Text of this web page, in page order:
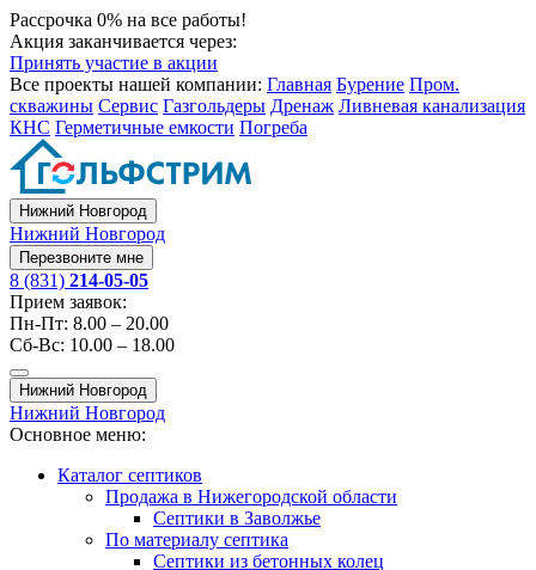
Рассрочка 0% на все работы!
Акция заканчивается через:
Принять участие в акции
Все проекты нашей компании: Главная Бурение Пром.
скважины Сервис Газгольдеры Дренаж Ливневая канализация
КНС Герметичные емкости Погреба
Нижний Новгород
Нижний Новгород
Перезвоните мне
8 (831) 214-05-05
Прием заявок:
Пн-Пт: 8.00 – 20.00
Сб-Вс: 10.00 – 18.00
Нижний Новгород
Нижний Новгород
Основное меню:
Каталог септиков
Продажа в Нижегородской области
Септики в Заволжье
По материалу септика
Септики из бетонных колец